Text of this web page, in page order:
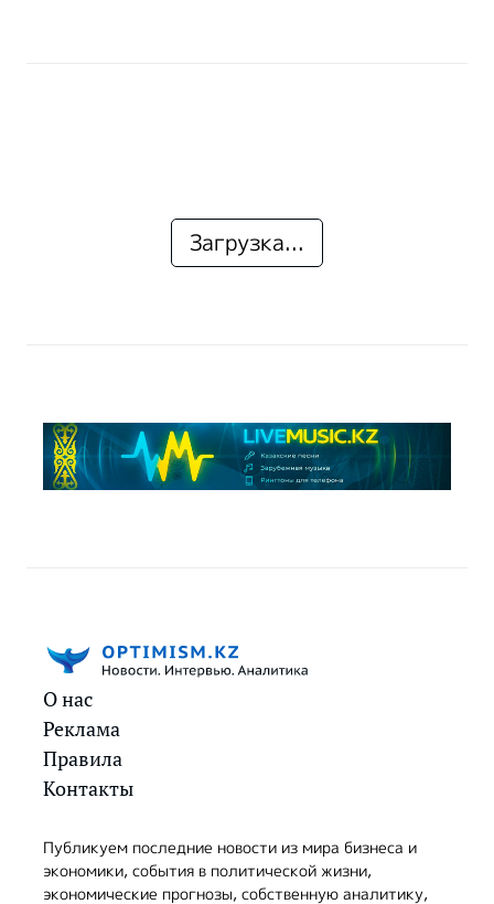
Загрузка...
О нас
Реклама
Правила
Контакты
Публикуем последние новости из мира бизнеса и
экономики, события в политической жизни,
экономические прогнозы, собственную аналитику,